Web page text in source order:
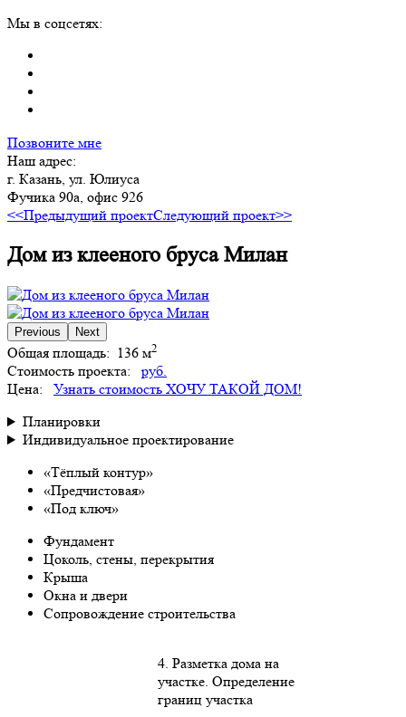
Мы в соцсетях:
Позвоните мне
Наш адрес:
г. Казань, ул. Юлиуса
Фучика 90а, офис 926
<<Предыдущий проектСледующий проект>>
Дом из клееного бруса Милан
Previous Next
Общая площадь: 136 м2
Стоимость проекта:
руб.
Цена:
Узнать стоимость ХОЧУ ТАКОЙ ДОМ!
Планировки
Индивидуальное проектирование
«Тёплый контур»
«Предчистовая»
«Под ключ»
Фундамент
Цоколь, стены, перекрытия
Крыша
Окна и двери
Сопровождение строительства
4. Разметка дома на
участке. Определение
границ участка